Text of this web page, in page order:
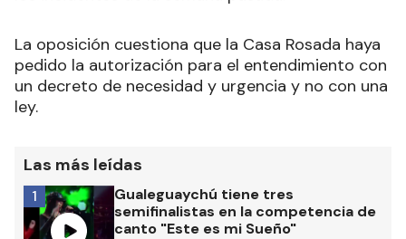
La oposición cuestiona que la Casa Rosada haya
pedido la autorización para el entendimiento con
un decreto de necesidad y urgencia y no con una
ley.
Las más leídas
Gualeguaychú tiene tres
semifinalistas en la competencia de
canto "Este es mi Sueño"
1